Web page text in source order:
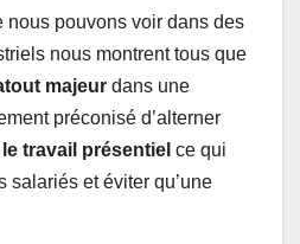
nous pouvons voir dans des
nous montrent tous que
majeur dans une
préconisé d’alterner
travail présentiel ce qui
salariés et éviter qu’une